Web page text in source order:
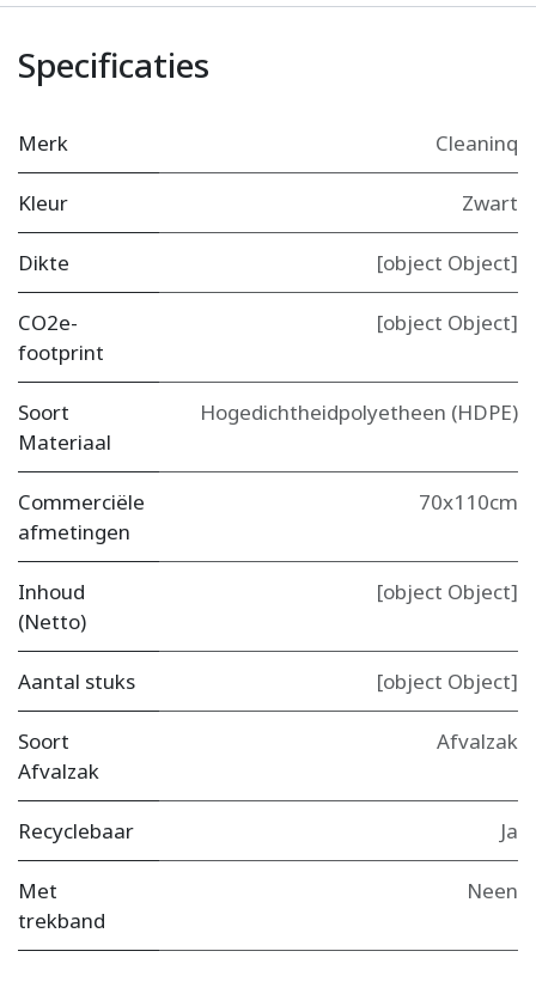
Specificaties
Merk Cleaninq
Kleur Zwart
Dikte [object Object]
CO2e-
footprint
[object Object]
Soort
Materiaal
Hogedichtheidpolyetheen (HDPE)
Commerciële
afmetingen
70x110cm
Inhoud
(Netto)
[object Object]
Aantal stuks [object Object]
Soort
Afvalzak
Afvalzak
Recyclebaar Ja
Met
trekband
Neen